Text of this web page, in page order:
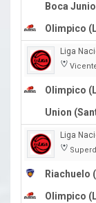
Boca
Olimpico
Liga
Vicente
Olimpico
Union
Liga
Riachuelo
Olimpico